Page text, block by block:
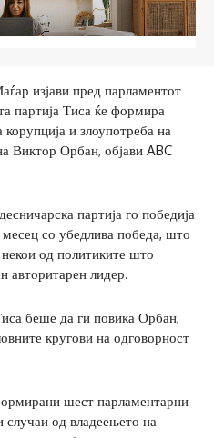
изјави пред парламентот
партија Тиса ќе формира
и злоупотреба на
Виктор Орбан, објави ABC
партија го победија
со убедлива победа, што
од политиките што
авторитарен лидер.
беше да ги повика Орбан,
кругови на одговорност
шест парламентарни
случаи од владеењето на